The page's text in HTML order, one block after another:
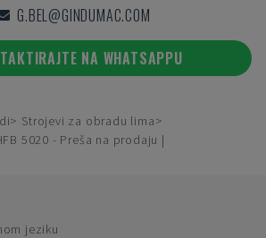
G.BEL@GINDUMAC.COM
NA WHATSAPPU
Strojevi za obradu lima
5020 - Preša na prodaju |
jeziku